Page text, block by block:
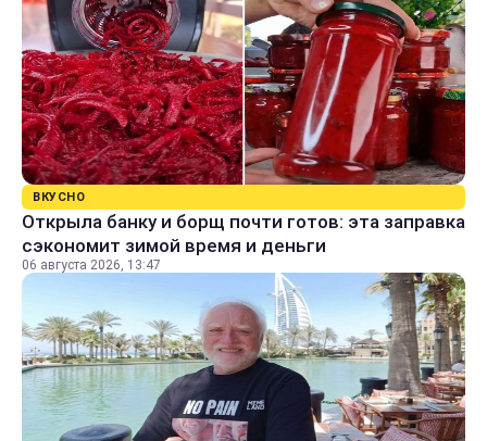
ВКУСНО
Открыла банку и борщ почти готов: эта заправка
сэкономит зимой время и деньги
06 августа 2026, 13:47